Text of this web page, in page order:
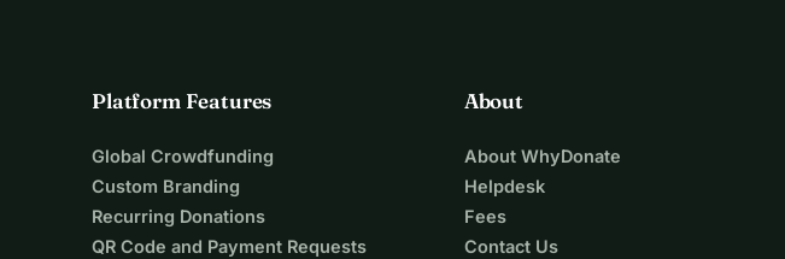
Platform Features
Global Crowdfunding
Custom Branding
Recurring Donations
QR Code and Payment Requests
About
About WhyDonate
Helpdesk
Fees
Contact Us